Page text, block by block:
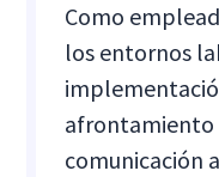
Como
los entornos
afrontamiento
comunicación